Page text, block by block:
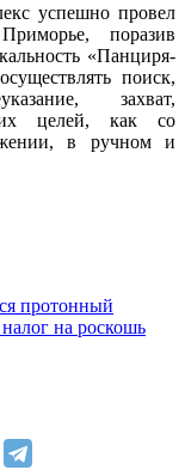
успешно провел
поразив
«Панциря-
поиск,
захват,
целей, как со
в ручном и
протонный
на роскошь